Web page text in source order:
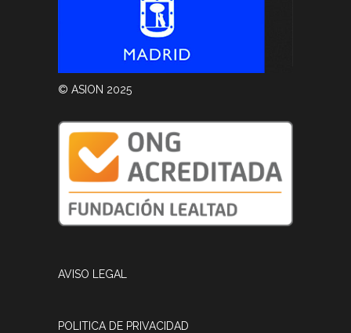
© ASION 2025
AVISO LEGAL
POLITICA DE PRIVACIDAD